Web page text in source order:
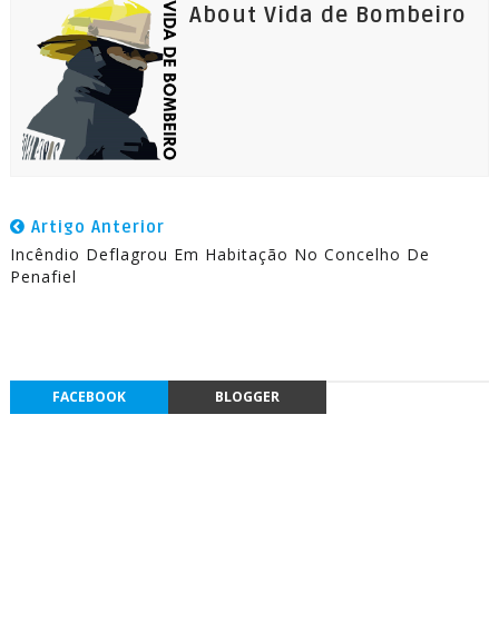
About Vida de Bombeiro
Artigo Anterior
Incêndio Deflagrou Em Habitação No Concelho De
Penafiel
FACEBOOK BLOGGER